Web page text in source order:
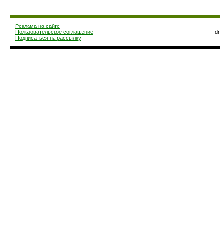
Реклама на сайте
Пользовательское соглашение
Подписаться на рассылку